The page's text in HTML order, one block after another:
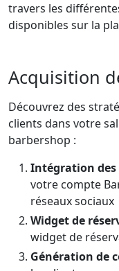
travers les
disponibles sur la
Acquisition
Découvrez des
clients dans votre
barbershop :
Intégration des
votre compte
réseaux sociaux
Widget de
widget de
Génération de